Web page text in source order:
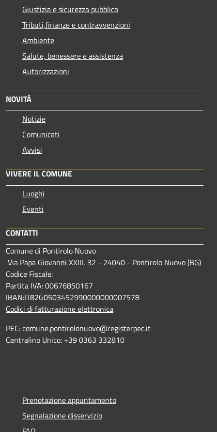
Giustizia e sicurezza pubblica
Tributi,finanze e contravvenzioni
Ambiente
Salute, benessere e assistenza
Autorizzazioni
NOVITÀ
Notizie
Comunicati
Avvisi
VIVERE IL COMUNE
Luoghi
Eventi
CONTATTI
Comune di Pontirolo Nuovo
Via Papa Giovanni XXIII, 32 - 24040 - Pontirolo Nuovo (BG)
Codice Fiscale:
Partita IVA: 00676850167
IBAN:IT82G0503452990000000007578
Codici di fatturazione elettronica
PEC: comune.pontirolonuovo@registerpec.it
Centralino Unico: +39 0363 332810
Prenotazione appuntamento
Segnalazione disservizio